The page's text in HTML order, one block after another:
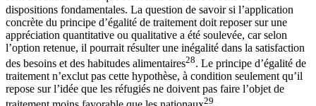
dispositions fondamentales. La question de savoir si l’application
concrète du principe d’égalité de traitement doit reposer sur une
appréciation quantitative ou qualitative a été soulevée, car selon
l’option retenue, il pourrait résulter une inégalité dans la satisfaction
des besoins et des habitudes alimentaires28. Le principe d’égalité de
traitement n’exclut pas cette hypothèse, à condition seulement qu’il
repose sur l’idée que les réfugiés ne doivent pas faire l’objet de
29